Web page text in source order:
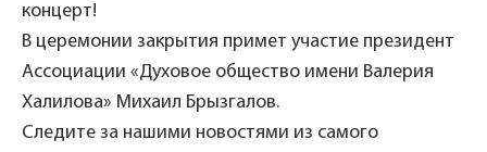
концерт!
В церемонии закрытия примет участие президент
Ассоциации «Духовое общество имени Валерия
Халилова» Михаил Брызгалов.
Следите за нашими новостями из самого